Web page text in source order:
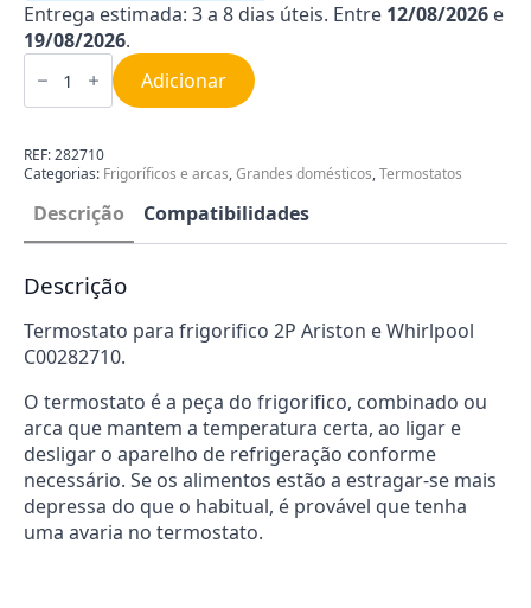
Entrega estimada: 3 a 8 dias úteis. Entre 12/08/2026 e
19/08/2026.
Quantidade
de
Termostato
para
482000031560
Adicionar
REF:282710
Categorias: Frigoríficos e arcas,Grandes domésticos,Termostatos
Descrição Compatibilidades
Descrição
Termostato para frigorifico 2P Ariston e Whirlpool
C00282710.
O termostato é a peça do frigorifico, combinado ou
arca que mantem a temperatura certa, ao ligar e
desligar o aparelho de refrigeração conforme
necessário. Se os alimentos estão a estragar-se mais
depressa do que o habitual, é provável que tenha
uma avaria no termostato.